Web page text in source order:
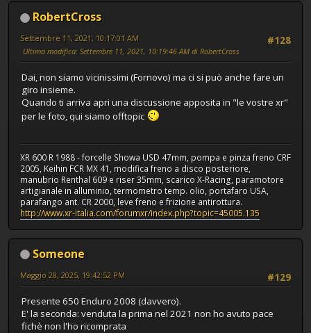
RobertCross
#128
Settembre 11, 2021, 10:17:01 AM
Ultima modifica: Settembre 11, 2021, 10:19:46 AM di RobertCross
Dai, non siamo vicinissimi (Fornovo) ma ci si può anche fare un
giro insieme.
Quando ti arriva apri una discussione apposita in "le vostre xr"
per le foto, qui siamo offtopic
XR 600 R 1988 - forcelle Showa USD 47mm, pompa e pinza freno CRF
2005, Keihin FCR MX 41, modifica freno a disco posteriore,
manubrio Renthal 609 e riser 35mm, scarico X-Racing, paramotore
artigianale in alluminio, termometro temp. olio, portafaro USA,
parafango ant. CR 2000, leve freno e frizione antirottura.
http://www.xr-italia.com/forumxr/index.php?topic=45005.135
Someone
#129
Maggio 28, 2025, 19:42:52 PM
Presente 650 Enduro 2008 (davvero).
E' la seconda: venduta la prima nel 2021 non ho avuto pace
fichè non l'ho ricomprata